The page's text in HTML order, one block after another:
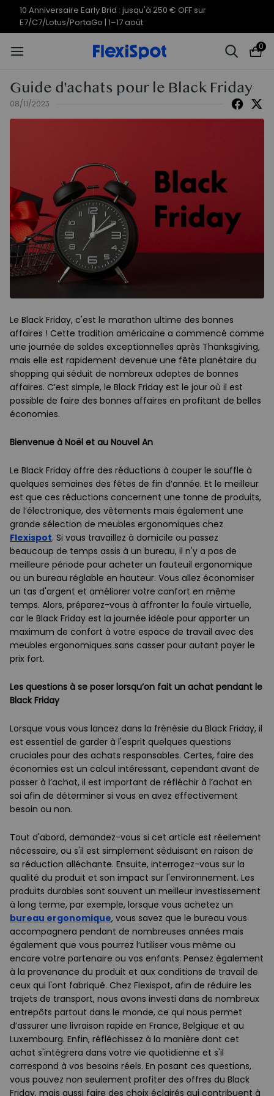
10 Anniversaire Early Brid : jusqu'à 250 € OFF sur
E7/C7/Lotus/PortaGo | 1–17 août
0
Guide d'achats pour le Black Friday
08/11/2023
Le Black Friday, c'est le marathon ultime des bonnes
affaires ! Cette tradition américaine a commencé comme
une journée de soldes exceptionnelles après Thanksgiving,
mais elle est rapidement devenue une fête planétaire du
shopping qui séduit de nombreux adeptes de bonnes
affaires. C’est simple, le Black Friday est le jour où il est
possible de faire des bonnes affaires en profitant de belles
économies.
Bienvenue à Noël et au Nouvel An
Le Black Friday offre des réductions à couper le souffle à
quelques semaines des fêtes de fin d’année. Et le meilleur
est que ces réductions concernent une tonne de produits,
de l’électronique, des vêtements mais également une
grande sélection de meubles ergonomiques chez
Flexispot. Si vous travaillez à domicile ou passez
beaucoup de temps assis à un bureau, il n'y a pas de
meilleure période pour acheter un fauteuil ergonomique
ou un bureau réglable en hauteur. Vous allez économiser
un tas d'argent et améliorer votre confort en même
temps. Alors, préparez-vous à affronter la foule virtuelle,
car le Black Friday est la journée idéale pour apporter un
maximum de confort à votre espace de travail avec des
meubles ergonomiques sans casser pour autant payer le
prix fort.
Les questions à se poser lorsqu’on fait un achat pendant le
Black Friday
Lorsque vous vous lancez dans la frénésie du Black Friday, il
est essentiel de garder à l'esprit quelques questions
cruciales pour des achats responsables. Certes, faire des
économies est un calcul intéressant, cependant avant de
passer à l’achat, il est important de réfléchir à l’achat en
soi afin de déterminer si vous en avez effectivement
besoin ou non.
Tout d'abord, demandez-vous si cet article est réellement
nécessaire, ou s'il est simplement séduisant en raison de
sa réduction alléchante. Ensuite, interrogez-vous sur la
qualité du produit et son impact sur l'environnement. Les
produits durables sont souvent un meilleur investissement
à long terme, par exemple, lorsque vous achetez un
bureau ergonomique, vous savez que le bureau vous
accompagnera pendant de nombreuses années mais
également que vous pourrez l’utiliser vous même ou
encore votre partenaire ou vos enfants. Pensez également
à la provenance du produit et aux conditions de travail de
ceux qui l'ont fabriqué. Chez Flexispot, afin de réduire les
trajets de transport, nous avons investi dans de nombreux
entrepôts partout dans le monde, ce qui nous permet
d’assurer une livraison rapide en France, Belgique et au
Luxembourg. Enfin, réfléchissez à la manière dont cet
achat s'intégrera dans votre vie quotidienne et s'il
correspond à vos besoins réels. En posant ces questions,
vous pouvez non seulement profiter des offres du Black
Friday, mais aussi faire des choix éclairés qui contribuent à